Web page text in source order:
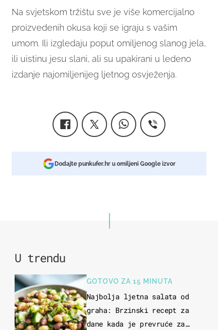
Na svjetskom tržištu sve je više komercijalno
proizvedenih okusa koji se igraju s vašim
umom. Ili izgledaju poput omiljenog slanog jela,
ili uistinu jesu slani, ali su upakirani u ledeno
izdanje najomiljenijeg ljetnog osvježenja.
Dodajte punkufer.hr u omiljeni Google izvor
U trendu
GOTOVO ZA 15 MINUTA
Najbolja ljetna salata od
graha: Brzinski recept za
dane kada je prevruće za